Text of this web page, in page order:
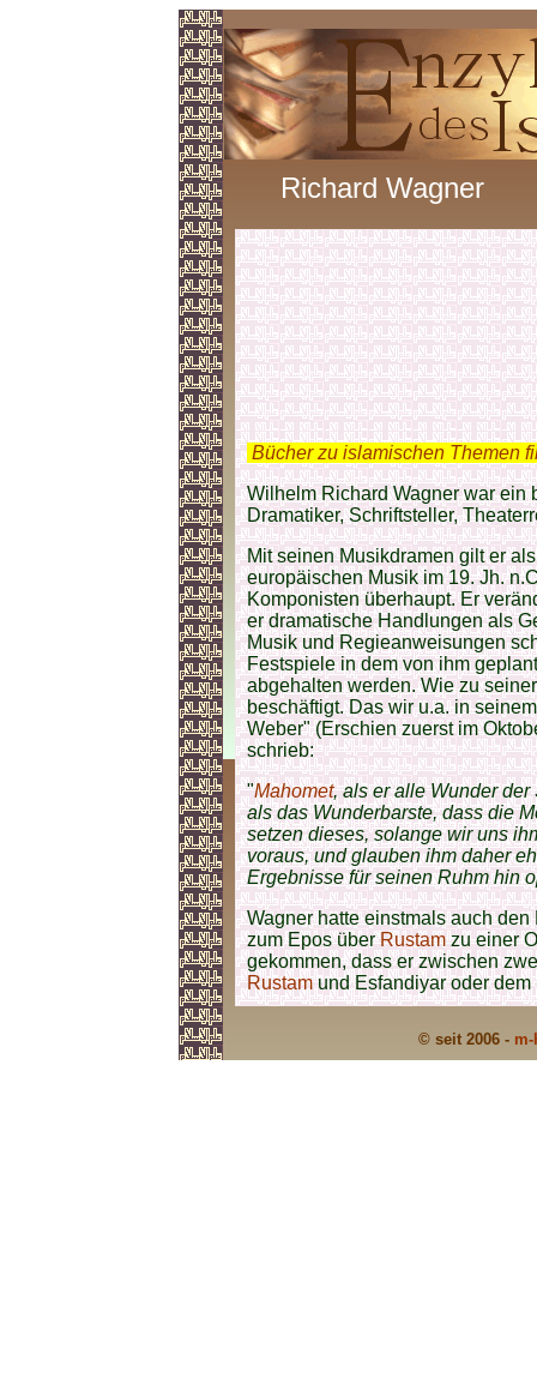
Richard Wagner
Bücher zu islamischen Themen
Wilhelm Richard Wagner war ein
Dramatiker, Schriftsteller,
Mit seinen Musikdramen gilt er
europäischen Musik im 19. Jh.
Komponisten überhaupt. Er
er dramatische Handlungen als
Musik und Regieanweisungen
Festspiele in dem von ihm
abgehalten werden. Wie zu
beschäftigt. Das wir u.a. in
Weber" (Erschien zuerst im
schrieb:
"Mahomet, als er alle Wunder
als das Wunderbarste, dass die
setzen dieses, solange wir uns
voraus, und glauben ihm daher
Ergebnisse für seinen Ruhm hin
Wagner hatte einstmals auch
zum Epos überRustamzu einer
gekommen, dass er zwischen
Rustamund Esfandiyar oder
© seit 2006 -